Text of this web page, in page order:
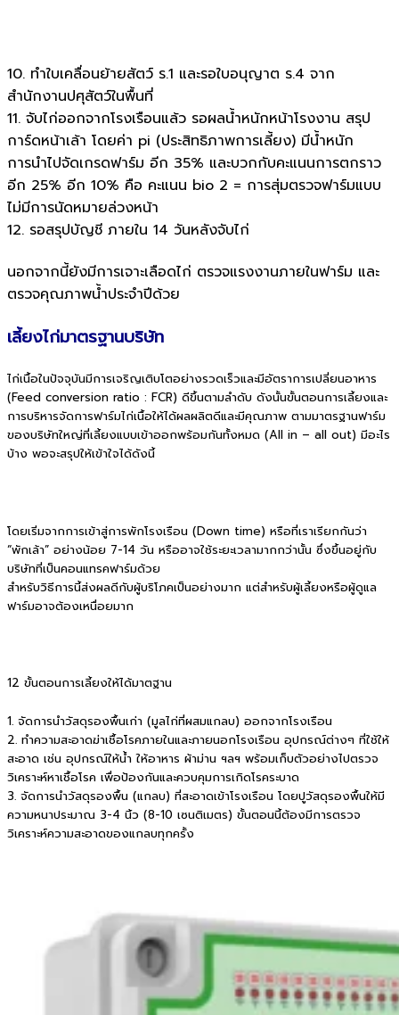
10. ทำใบเคลื่อนย้ายสัตว์ ร.1 และรอใบอนุญาต ร.4 จาก
สำนักงานปศุสัตว์ในพื้นที่
11. จับไก่ออกจากโรงเรือนแล้ว รอผลน้ำหนักหน้าโรงงาน สรุป
การ์ดหน้าเล้า โดยค่า pi (ประสิทธิภาพการเลี้ยง) มีน้ำหนัก
การนำไปจัดเกรดฟาร์ม อีก 35% และบวกกับคะแนนการตกราว
อีก 25% อีก 10% คือ คะแนน bio 2 = การสุ่มตรวจฟาร์มแบบ
ไม่มีการนัดหมายล่วงหน้า
12. รอสรุปบัญชี ภายใน 14 วันหลังจับไก่
นอกจากนี้ยังมีการเจาะเลือดไก่ ตรวจแรงงานภายในฟาร์ม และ
ตรวจคุณภาพน้ำประจำปีด้วย
เลี้ยงไก่มาตรฐานบริษัท
ไก่เนื้อในปัจจุบันมีการเจริญเติบโตอย่างรวดเร็วและมีอัตราการเปลี่ยนอาหาร
(Feed conversion ratio : FCR) ดีขึ้นตามลำดับ ดังนั้นขั้นตอนการเลี้ยงและ
การบริหารจัดการฟาร์มไก่เนื้อให้ได้ผลผลิตดีและมีคุณภาพ ตามมาตรฐานฟาร์ม
ของบริษัทใหญ่ที่เลี้ยงแบบเข้าออกพร้อมกันทั้งหมด (All in – all out) มีอะไร
บ้าง พอจะสรุปให้เข้าใจได้ดังนี้
โดยเริ่มจากการเข้าสู่การพักโรงเรือน (Down time) หรือที่เราเรียกกันว่า
“พักเล้า” อย่างน้อย 7-14 วัน หรืออาจใช้ระยะเวลามากกว่านั้น ซึ่งขึ้นอยู่กับ
บริษัทที่เป็นคอนแทรคฟาร์มด้วย
สำหรับวิธีการนี้ส่งผลดีกับผู้บริโภคเป็นอย่างมาก แต่สำหรับผู้เลี้ยงหรือผู้ดูแล
ฟาร์มอาจต้องเหนื่อยมาก
12 ขั้นตอนการเลี้ยงให้ได้มาตฐาน
1. จัดการนำวัสดุรองพื้นเก่า (มูลไก่ที่ผสมแกลบ) ออกจากโรงเรือน
2. ทำความสะอาดฆ่าเชื้อโรคภายในและภายนอกโรงเรือน อุปกรณ์ต่างๆ ที่ใช้ให้
สะอาด เช่น อุปกรณ์ให้น้ำ ให้อาหาร ผ้าม่าน ฯลฯ พร้อมเก็บตัวอย่างไปตรวจ
วิเคราะห์หาเชื้อโรค เพื่อป้องกันและควบคุมการเกิดโรคระบาด
3. จัดการนำวัสดุรองพื้น (แกลบ) ที่สะอาดเข้าโรงเรือน โดยปูวัสดุรองพื้นให้มี
ความหนาประมาณ 3-4 นิ้ว (8-10 เซนติเมตร) ขั้นตอนนี้ต้องมีการตรวจ
วิเคราะห์ความสะอาดของแกลบทุกครั้ง